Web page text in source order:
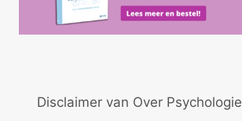
Disclaimer van Over Psychologie